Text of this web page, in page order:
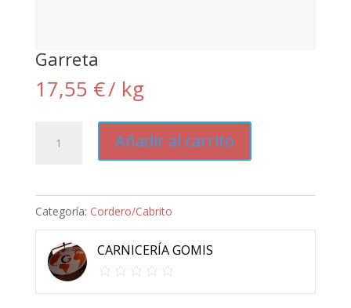
Garreta
17,55 €/ kg
cantidad
Añadir al carrito
Categoría: Cordero/Cabrito
CARNICERÍA GOMIS